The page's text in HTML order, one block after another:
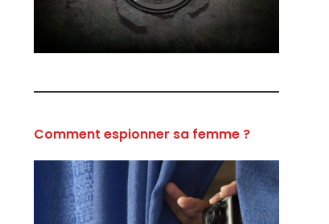
Comment espionner sa femme ?